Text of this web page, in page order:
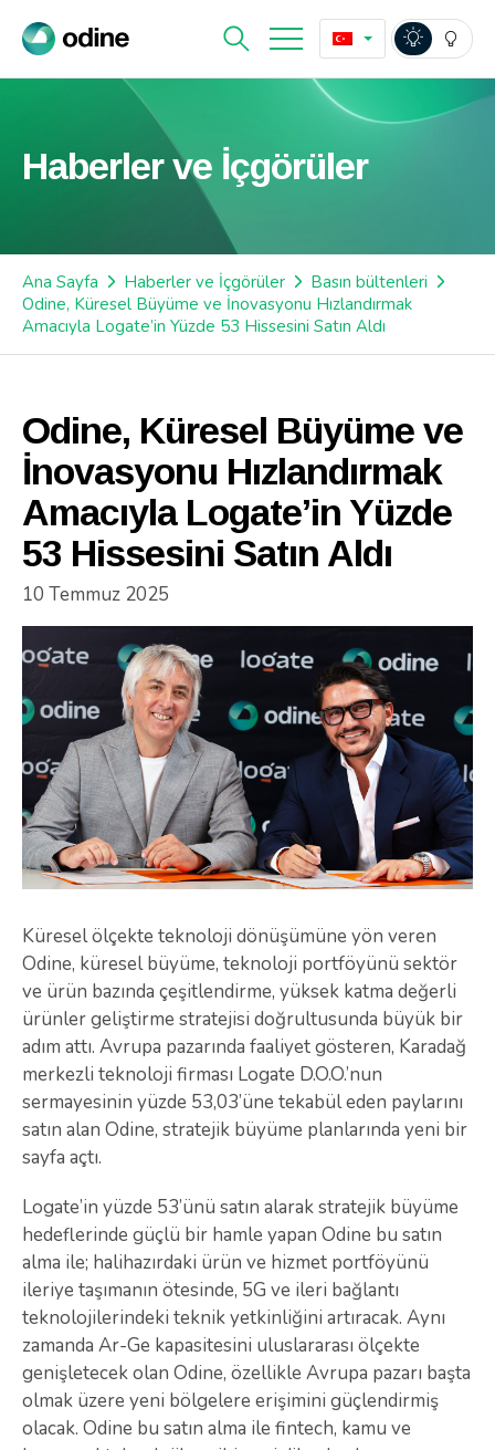
Haberler ve İçgörüler
Ana Sayfa Haberler ve İçgörüler
Basın bültenleri
Odine, Küresel Büyüme ve İnovasyonu Hızlandırmak
Amacıyla Logate’in Yüzde 53 Hissesini Satın Aldı
Odine, Küresel Büyüme ve
İnovasyonu Hızlandırmak
Amacıyla Logate’in Yüzde
53 Hissesini Satın Aldı
10 Temmuz 2025
Küresel ölçekte teknoloji dönüşümüne yön veren
Odine, küresel büyüme, teknoloji portföyünü sektör
ve ürün bazında çeşitlendirme, yüksek katma değerli
ürünler geliştirme stratejisi doğrultusunda büyük bir
adım attı. Avrupa pazarında faaliyet gösteren, Karadağ
merkezli teknoloji firması Logate D.O.O.’nun
sermayesinin yüzde 53,03’üne tekabül eden paylarını
satın alan Odine, stratejik büyüme planlarında yeni bir
sayfa açtı.
Logate’in yüzde 53’ünü satın alarak stratejik büyüme
hedeflerinde güçlü bir hamle yapan Odine bu satın
alma ile; halihazırdaki ürün ve hizmet portföyünü
ileriye taşımanın ötesinde, 5G ve ileri bağlantı
teknolojilerindeki teknik yetkinliğini artıracak. Aynı
zamanda Ar-Ge kapasitesini uluslararası ölçekte
genişletecek olan Odine, özellikle Avrupa pazarı başta
olmak üzere yeni bölgelere erişimini güçlendirmiş
olacak. Odine bu satın alma ile fintech, kamu ve